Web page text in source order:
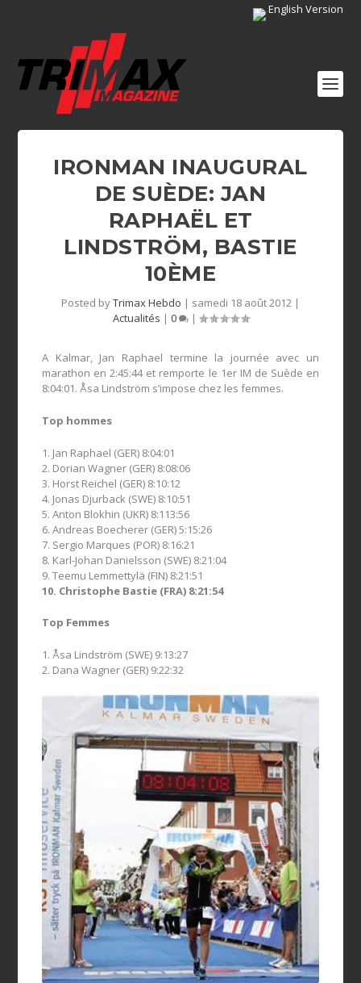
English Version
IRONMAN INAUGURAL
DE SUÈDE: JAN
RAPHAËL ET
LINDSTRÖM, BASTIE
10ÈME
Posted byTrimax Hebdo | samedi 18 août 2012 |
Actualités | 0 |
A Kalmar, Jan Raphael termine la journée avec un
marathon en 2:45:44 et remporte le 1er IM de Suède en
8:04:01. Åsa Lindström s’impose chez les femmes.
Top hommes
1. Jan Raphael (GER) 8:04:01
2. Dorian Wagner (GER) 8:08:06
3. Horst Reichel (GER) 8:10:12
4. Jonas Djurback (SWE) 8:10:51
5. Anton Blokhin (UKR) 8:113:56
6. Andreas Boecherer (GER) 5:15:26
7. Sergio Marques (POR) 8:16:21
8. Karl-Johan Danielsson (SWE) 8:21:04
9. Teemu Lemmettylä (FIN) 8:21:51
10. Christophe Bastie (FRA) 8:21:54
Top Femmes
1. Åsa Lindström (SWE) 9:13:27
2. Dana Wagner (GER) 9:22:32